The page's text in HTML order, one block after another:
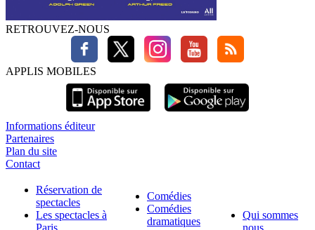
RETROUVEZ-NOUS
APPLIS MOBILES
Informations éditeur
Partenaires
Plan du site
Contact
Réservation de
spectacles
Les spectacles à
Comédies
Comédies
dramatiques
Qui sommes